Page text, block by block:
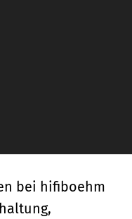
bei hifiboehm